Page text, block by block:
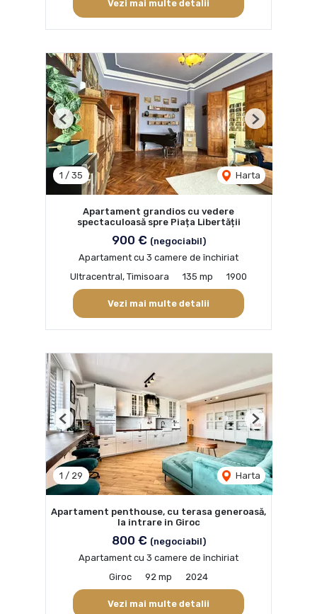
Vezi mai multe detalii
1 / 35 Harta
Previous Next
Apartament grandios cu vedere
spectaculoasă spre Piața Libertății
900 € (negociabil)
Apartament cu 3 camere de închiriat
Ultracentral, Timisoara
135 mp 1900
Vezi mai multe detalii
1 / 29 Harta
Previous Next
Apartament penthouse, cu terasa generoasă,
la intrare in Giroc
800 € (negociabil)
Apartament cu 3 camere de închiriat
Giroc
92 mp 2024
Vezi mai multe detalii